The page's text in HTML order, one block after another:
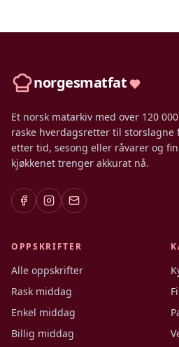
norgesmatfat
Et norsk matarkiv med over 120
raske hverdagsretter til storslagne
etter tid, sesong eller råvarer og
kjøkkenet trenger akkurat nå.
OPPSKRIFTER
Alle oppskrifter
Rask middag
Enkel middag
Billig middag